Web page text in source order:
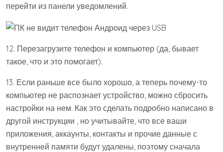
перейти из панели уведомлений.
12. Перезагрузите телефон и компьютер (да, бывает
такое, что и это помогает).
13. Если раньше все было хорошо, а теперь почему-то
компьютер не распознает устройство, можно сбросить
настройки на нем. Как это сделать подробно написано в
другой инструкции , но учитывайте, что все ваши
приложения, аккаунты, контакты и прочие данные с
внутренней памяти будут удалены, поэтому сначала